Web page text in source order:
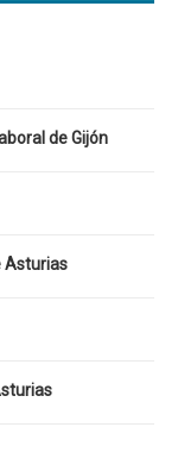
de Gijón
Asturias